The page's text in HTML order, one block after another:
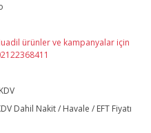
ürünler ve kampanyalar için
Dahil Nakit / Havale / EFT Fiyatı